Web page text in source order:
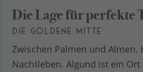
Die Lage für perfekte
DIE GOLDENE MITTE
Zwischen Palmen und Almen.
Nachtleben. Algund ist ein